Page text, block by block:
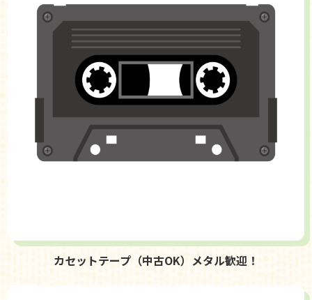
カセットテープ（中古OK）メタル歓迎！